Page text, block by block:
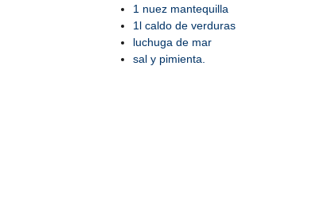
1 nuez mantequilla
1l caldo de verduras
luchuga de mar
sal y pimienta.